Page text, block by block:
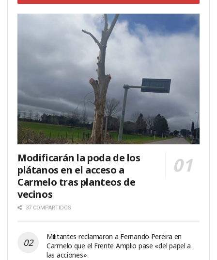
Modificarán la poda de los
plátanos en el acceso a
Carmelo tras planteos de
vecinos
37 COMPARTIDOS
Militantes reclamaron a Fernando Pereira en
Carmelo que el Frente Amplio pase «del papel a
las acciones»